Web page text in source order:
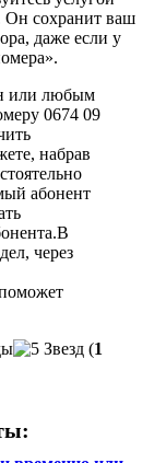
сохранит ваш
даже если у
или любым
0674 09
набрав
абонент
через
(1